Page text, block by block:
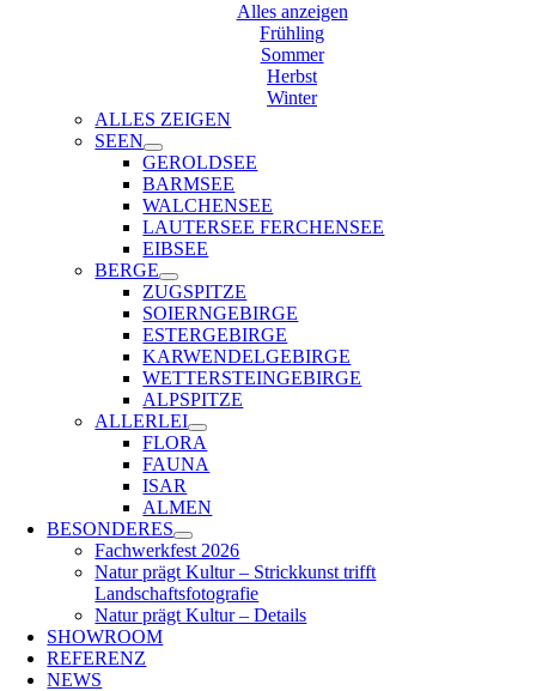
Alles anzeigen
Frühling
Sommer
Herbst
Winter
ALLES ZEIGEN
SEEN
GEROLDSEE
BARMSEE
WALCHENSEE
LAUTERSEE FERCHENSEE
EIBSEE
BERGE
ZUGSPITZE
SOIERNGEBIRGE
ESTERGEBIRGE
KARWENDELGEBIRGE
WETTERSTEINGEBIRGE
ALPSPITZE
ALLERLEI
FLORA
FAUNA
ISAR
ALMEN
BESONDERES
Fachwerkfest 2026
Natur prägt Kultur – Strickkunst trifft
Landschaftsfotografie
Natur prägt Kultur – Details
SHOWROOM
REFERENZ
NEWS